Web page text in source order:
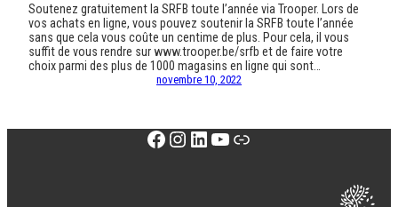
Soutenez gratuitement la SRFB toute l’année via Trooper. Lors de
vos achats en ligne, vous pouvez soutenir la SRFB toute l’année
sans que cela vous coûte un centime de plus. Pour cela, il vous
suffit de vous rendre sur www.trooper.be/srfb et de faire votre
choix parmi des plus de 1000 magasins en ligne qui sont…
novembre 10, 2022
Facebook
Instagram
LinkedIn
YouTube
Lien